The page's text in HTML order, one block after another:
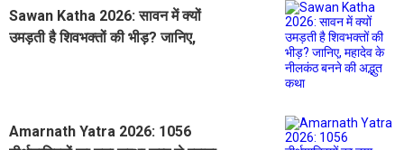
Sawan Katha 2026: सावन में क्यों
उमड़ती है शिवभक्तों की भीड़? जानिए,
Amarnath Yatra 2026: 1056